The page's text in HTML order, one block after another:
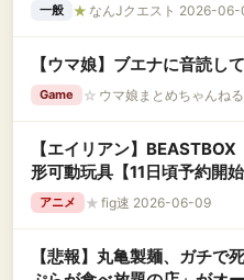
一般 ★ なんJクエスト 2026-
【ウマ娘】ブエナに音読し
Game ☆ ウマ娘まとめちゃんね
【エイリアン】
形可動玩具【11日頃予約開始
アニメ ★ fig速 2026-06-09
【悲報】丸亀製麺、ガチで